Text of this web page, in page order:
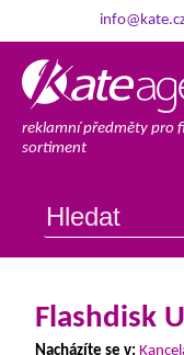
reklamní předměty pro
sortiment
Flashdisk
Nacházíte se v: